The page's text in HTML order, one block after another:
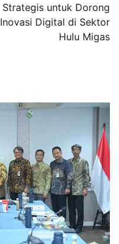
Strategis untuk Dorong
Inovasi Digital di Sektor
Hulu Migas